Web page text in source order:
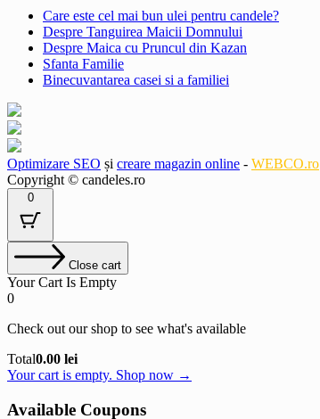
Care este cel mai bun ulei pentru candele?
Despre Tanguirea Maicii Domnului
Despre Maica cu Pruncul din Kazan
Sfanta Familie
Binecuvantarea casei si a familiei
Optimizare SEO și creare magazin online - WEBCO.ro
Copyright © candeles.ro
0
Close cart
Your Cart Is Empty
0
Check out our shop to see what's available
Cart
Total:
Total0.00 lei
Your cart is empty. Shop now →
Available Coupons